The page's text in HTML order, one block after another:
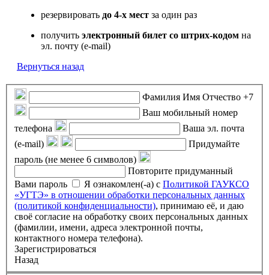
резервировать до 4-х мест за один раз
получить электронный билет со штрих-кодом на
эл. почту (e-mail)
Вернуться назад
Фамилия Имя Отчество +7
Ваш мобильный номер
телефона
Ваша эл. почта
(e-mail)
Придумайте
пароль (не менее 6 символов)
Повторите придуманный
Вами пароль
Я ознакомлен(-а) с Политикой ГАУКСО
«УГТЭ» в отношении обработки персональных данных
(политикой конфиденциальности), принимаю её, и даю
своё согласие на обработку своих персональных данных
(фамилии, имени, адреса электронной почты,
контактного номера телефона).
Зарегистрироваться
Назад